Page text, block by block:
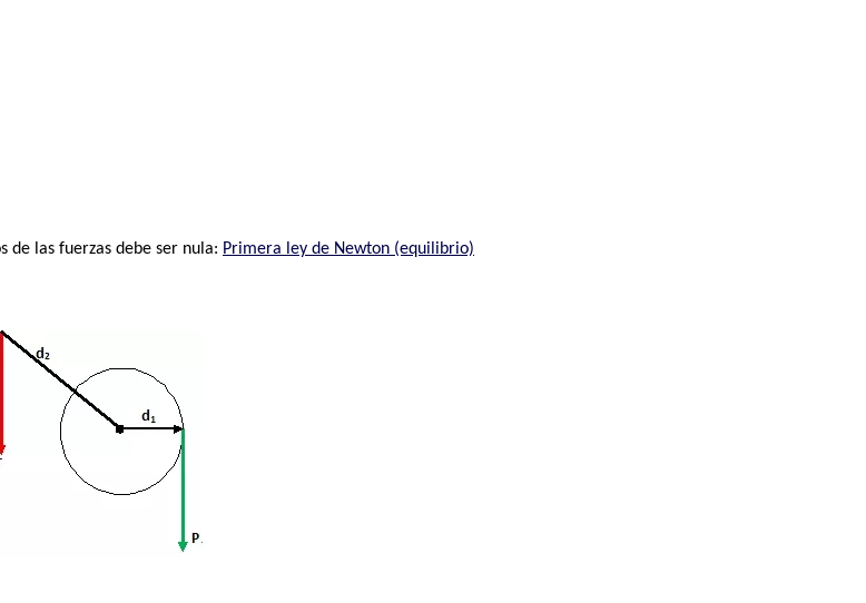
de las fuerzas debe ser nula: Primera ley de Newton (equilibrio)